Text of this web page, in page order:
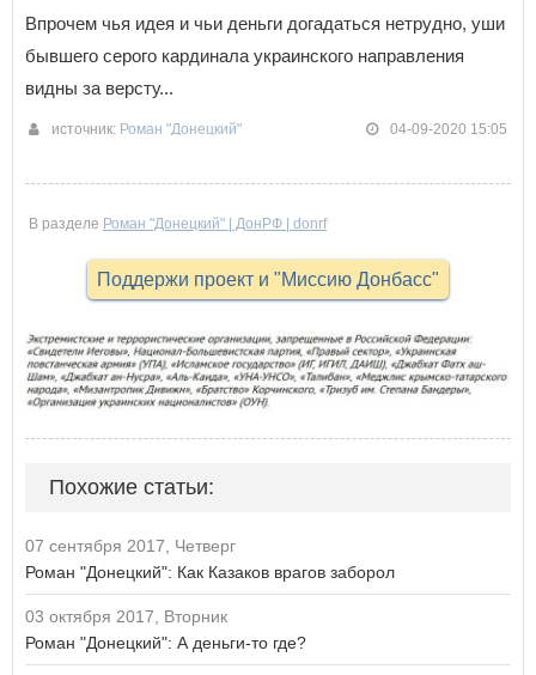
Впрочем чья идея и чьи деньги догадаться нетрудно, уши
бывшего серого кардинала украинского направления
видны за версту...
источник: Роман "Донецкий" 04-09-2020 15:05
В разделе Роман "Донецкий" | ДонРФ | donrf
Поддержи проект и "Миссию Донбасс"
Похожие статьи:
07 сентября 2017, Четверг
Роман "Донецкий": Как Казаков врагов заборол
03 октября 2017, Вторник
Роман "Донецкий": А деньги-то где?